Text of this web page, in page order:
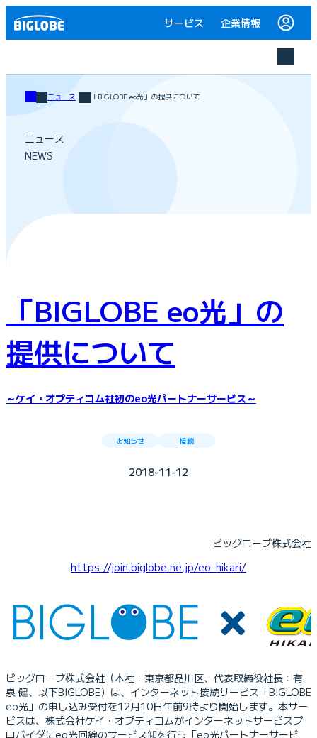
サービス 企業情報
ニュース 「BIGLOBE eo光」の提供について
ニュース
NEWS
「BIGLOBE eo光」の
提供について
～ケイ・オプティコム社初のeo光パートナーサービス～
お知らせ 接続
2018-11-12
ビッグローブ株式会社
https://join.biglobe.ne.jp/eo_hikari/
ビッグローブ株式会社（本社：東京都品川区、代表取締役社長：有
泉 健、以下BIGLOBE）は、インターネット接続サービス「BIGLOBE
eo光」の申し込み受付を12月10日午前9時より開始します。本サー
ビスは、株式会社ケイ・オプティコムがインターネットサービスプ
ロバイダにeo光回線のサービス卸を行う「eo光パートナーサービ